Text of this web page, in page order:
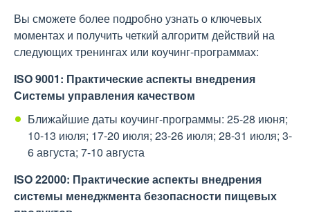
Вы сможете более подробно узнать о ключевых
моментах и получить четкий алгоритм действий на
следующих тренингах или коучинг-программах:
ISO 9001: Практические аспекты внедрения
Системы управления качеством
Ближайшие даты коучинг-программы: 25-28 июня;
10-13 июля; 17-20 июля; 23-26 июля; 28-31 июля; 3-
6 августа; 7-10 августа
ISO 22000: Практические аспекты внедрения
системы менеджмента безопасности пищевых